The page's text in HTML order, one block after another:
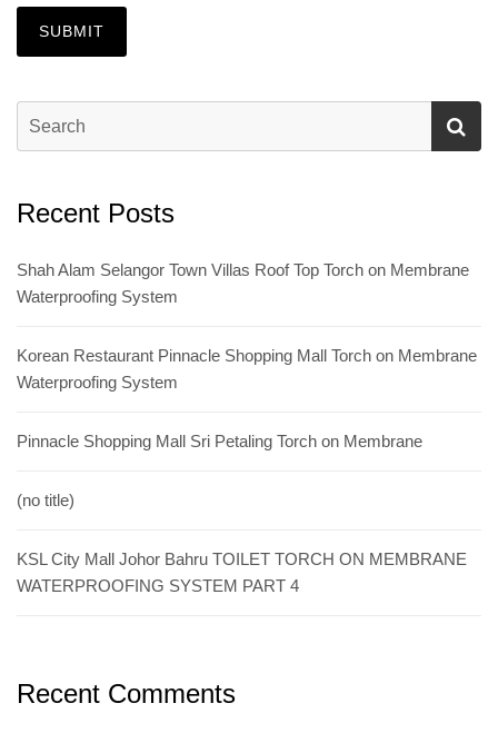
Recent Posts
Shah Alam Selangor Town Villas Roof Top Torch on Membrane
Waterproofing System
Korean Restaurant Pinnacle Shopping Mall Torch on Membrane
Waterproofing System
Pinnacle Shopping Mall Sri Petaling Torch on Membrane
(no title)
KSL City Mall Johor Bahru TOILET TORCH ON MEMBRANE
WATERPROOFING SYSTEM PART 4
Recent Comments